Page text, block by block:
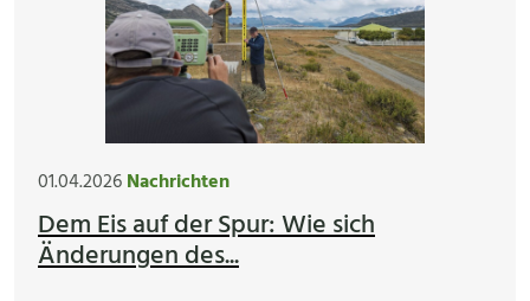
01.04.2026Nachrichten
Dem Eis auf der Spur: Wie sich
Änderungen des...